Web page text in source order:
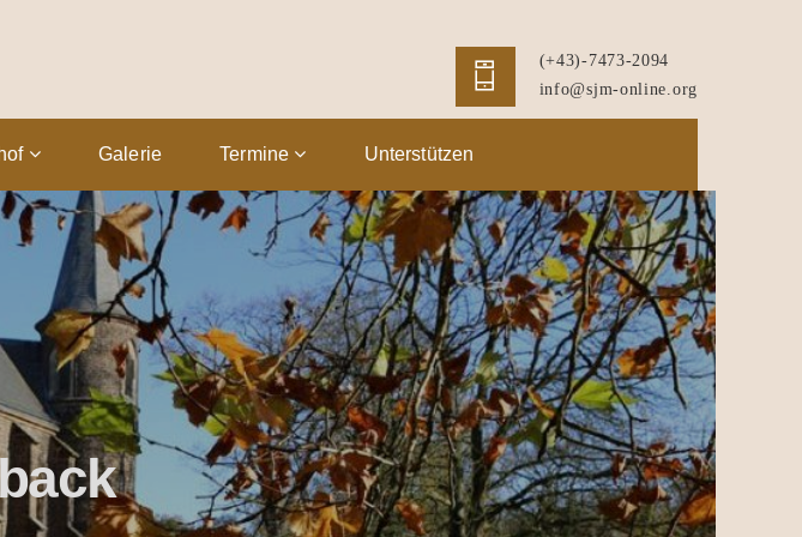
(+43)-7473-2094
info@sjm-online.org
Galerie Termine Unterstützen